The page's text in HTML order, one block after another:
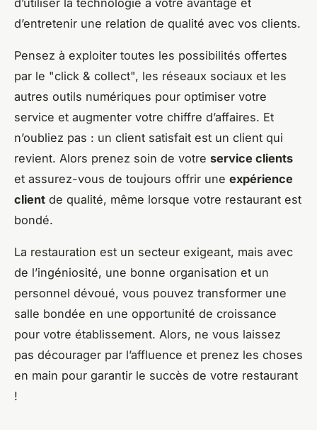
d’utiliser la technologie à votre avantage et
d’entretenir une relation de qualité avec vos clients.
Pensez à exploiter toutes les possibilités offertes
par le "click & collect", les réseaux sociaux et les
autres outils numériques pour optimiser votre
service et augmenter votre chiffre d’affaires. Et
n’oubliez pas : un client satisfait est un client qui
revient. Alors prenez soin de votre service clients
et assurez-vous de toujours offrir une expérience
client de qualité, même lorsque votre restaurant est
bondé.
La restauration est un secteur exigeant, mais avec
de l’ingéniosité, une bonne organisation et un
personnel dévoué, vous pouvez transformer une
salle bondée en une opportunité de croissance
pour votre établissement. Alors, ne vous laissez
pas décourager par l’affluence et prenez les choses
en main pour garantir le succès de votre restaurant
!